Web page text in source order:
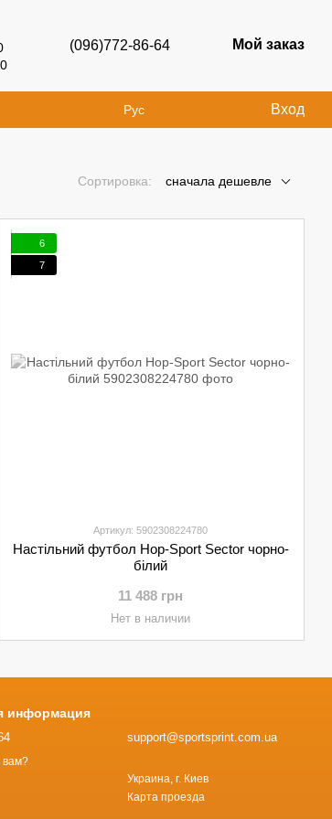
(096)772-86-64 Мой заказ
Рус Вход
Сортировка: сначала дешевле
6
7
Артикул: 5902308224780
Настільний футбол Hop-Sport Sector чорно-
білий
11 488 грн
Нет в наличии
информация
вам?
support@sportsprint.com.ua
Украина, г. Киев
Карта проезда